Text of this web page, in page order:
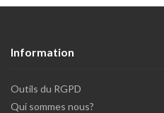
Information
Outils du RGPD
Qui sommes nous?